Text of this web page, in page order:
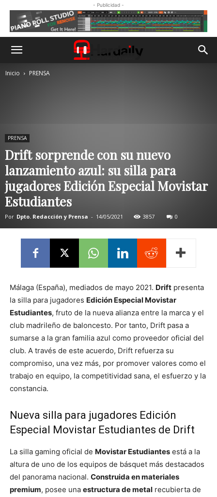
- Publicidad -
Inicio PRENSA
PRENSA
Drift sorprende con su nuevo
lanzamiento azul: su silla para
jugadores Edición Especial Movistar
Estudiantes
Por Dpto. Redacción y Prensa - 14/05/2021 3857 0
Málaga (España), mediados de mayo 2021. Drift presenta
la silla para jugadores Edición Especial Movistar
Estudiantes, fruto de la nueva alianza entre la marca y el
club madrileño de baloncesto. Por tanto, Drift pasa a
sumarse a la gran familia azul como proveedor oficial del
club. A través de este acuerdo, Drift refuerza su
compromiso, una vez más, por promover valores como el
trabajo en equipo, la competitividad sana, el esfuerzo y la
constancia.
Nueva silla para jugadores Edición
Especial Movistar Estudiantes de Drift
La silla gaming oficial de Movistar Estudiantes está a la
altura de uno de los equipos de básquet más destacados
del panorama nacional. Construida en materiales
premium, posee una estructura de metal recubierta de